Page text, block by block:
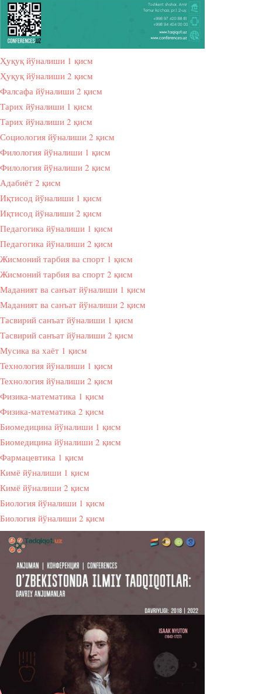
Ҳуқуқ йўналиши 1 қисм
Ҳуқуқ йўналиши 2 қисм
Фалсафа йўналиши 2 қисм
Тарих йўналиши 1 қисм
Тарих йўналиши 2 қисм
Социология йўналиши 2 қисм
Филология йўналиши 1 қисм
Филология йўналиши 2 қисм
Адабиёт 2 қисм
Иқтисод йўналиши 1 қисм
Иқтисод йўналиши 2 қисм
Педагогика йўналиши 1 қисм
Педагогика йўналиши 2 қисм
Жисмоний тарбия ва спорт 1 қисм
Жисмоний тарбия ва спорт 2 қисм
Маданият ва санъат йўналиши 1 қисм
Маданият ва санъат йўналиши 2 қисм
Тасвирий санъат йўналиши 1 қисм
Тасвирий санъат йўналиши 2 қисм
Мусика ва хаёт 1 қисм
Технология йўналиши 1 қисм
Технология йўналиши 2 қисм
Физика-математика 1 қисм
Физика-математика 2 қисм
Биомедицина йўналиши 1 қисм
Биомедицина йўналиши 2 қисм
Фармацевтика 1 қисм
Кимё йўналиши 1 қисм
Кимё йўналиши 2 қисм
Биология йўналиши 1 қисм
Биология йўналиши 2 қисм